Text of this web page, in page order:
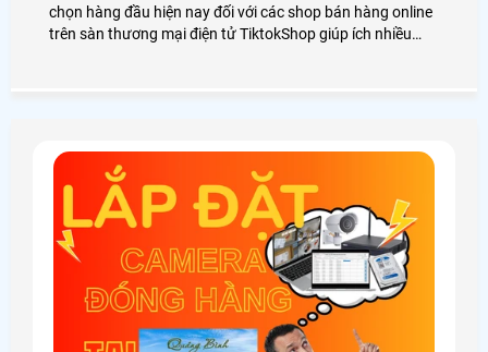
chọn hàng đầu hiện nay đối với các shop bán hàng online
trên sàn thương mại điện tử TiktokShop giúp ích nhiều